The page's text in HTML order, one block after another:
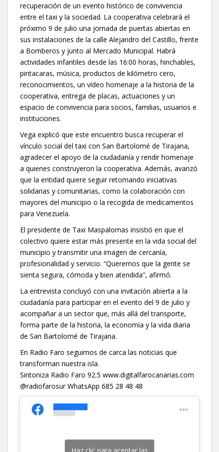
recuperación de un evento histórico de convivencia
entre el taxi y la sociedad. La cooperativa celebrará el
próximo 9 de julio una jornada de puertas abiertas en
sus instalaciones de la calle Alejandro del Castillo, frente
a Bomberos y junto al Mercado Municipal. Habrá
actividades infantiles desde las 16:00 horas, hinchables,
pintacaras, música, productos de kilómetro cero,
reconocimientos, un vídeo homenaje a la historia de la
cooperativa, entrega de placas, actuaciones y un
espacio de convivencia para socios, familias, usuarios e
instituciones.
Vega explicó que este encuentro busca recuperar el
vínculo social del taxi con San Bartolomé de Tirajana,
agradecer el apoyo de la ciudadanía y rendir homenaje
a quienes construyeron la cooperativa. Además, avanzó
que la entidad quiere seguir retomando iniciativas
solidarias y comunitarias, como la colaboración con
mayores del municipio o la recogida de medicamentos
para Venezuela.
El presidente de Taxi Maspalomas insistió en que el
colectivo quiere estar más presente en la vida social del
municipio y transmitir una imagen de cercanía,
profesionalidad y servicio. “Queremos que la gente se
sienta segura, cómoda y bien atendida”, afirmó.
La entrevista concluyó con una invitación abierta a la
ciudadanía para participar en el evento del 9 de julio y
acompañar a un sector que, más allá del transporte,
forma parte de la historia, la economía y la vida diaria
de San Bartolomé de Tirajana.
En Radio Faro seguimos de carca las noticias que
transforman nuestra isla.
Sintoniza Radio Faro 92.5 www.digitalfarocanarias.com
@radiofarosur WhatsApp 685 28 48 48
Haz clic para aceptar las